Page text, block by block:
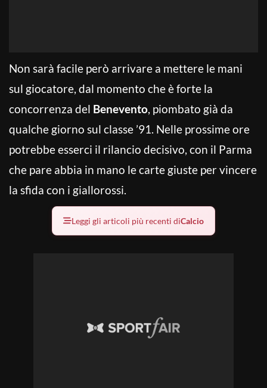
Non sarà facile però arrivare a mettere le mani
sul giocatore, dal momento che è forte la
concorrenza del Benevento, piombato già da
qualche giorno sul classe ’91. Nelle prossime ore
potrebbe esserci il rilancio decisivo, con il Parma
che pare abbia in mano le carte giuste per vincere
la sfida con i giallorossi.
Leggi gli articoli più recenti diCalcio